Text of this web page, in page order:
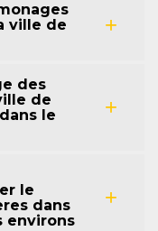
ville de
des
de
le
le
dans
environs